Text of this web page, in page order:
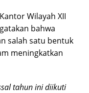
Wilayah XII
bahwa
salah satu bentuk
meningkatkan
tahun ini diikuti